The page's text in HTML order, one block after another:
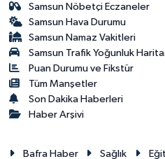
Samsun Nöbetçi Eczaneler
Samsun Hava Durumu
Samsun Namaz Vakitleri
Samsun Trafik Yoğunluk
Puan Durumu ve Fikstür
Tüm Manşetler
Son Dakika Haberleri
Haber Arşivi
Bafra Haber Sağlık